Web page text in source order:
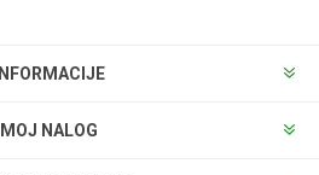
INFORMACIJE
MOJ NALOG